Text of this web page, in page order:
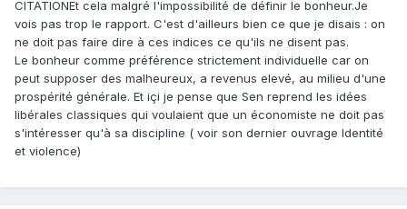
CITATIONEt cela malgré l'impossibilité de définir le bonheur.Je
vois pas trop le rapport. C'est d'ailleurs bien ce que je disais : on
ne doit pas faire dire à ces indices ce qu'ils ne disent pas.
Le bonheur comme préférence strictement individuelle car on
peut supposer des malheureux, a revenus elevé, au milieu d'une
prospérité générale. Et içi je pense que Sen reprend les idées
libérales classiques qui voulaient que un économiste ne doit pas
s'intéresser qu'à sa discipline ( voir son dernier ouvrage Identité
et violence)